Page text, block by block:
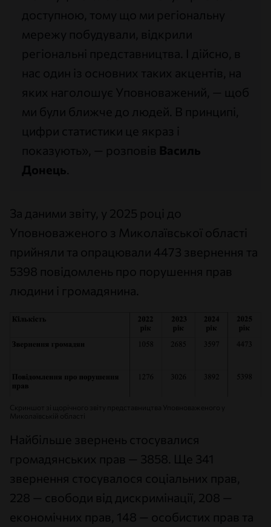
доступною, тому що ми регіональну
мережу побудували, відкрили
регіональні представництва. І дійсно, в
нас один із основних таких акцентів, на
яких наголошує Уповноважений, — щоб
ми були ближче до людей. В принципі,
цифри статистики це якраз і
показують», — розповів Василь
Донець.
За даними звіту, у 2025 році до
Уповноваженого з Миколаївської області
прийняли та опрацювали 4473 звернення та
5398 повідомлень про порушення прав
людини і громадянина.
Найбільше звернень стосувалися
громадянських прав — 3858. Ще 341
звернення стосувалося соціальних прав,
228 — свободи від дискримінації, 208 —
економічних прав, 148 — особистих прав та